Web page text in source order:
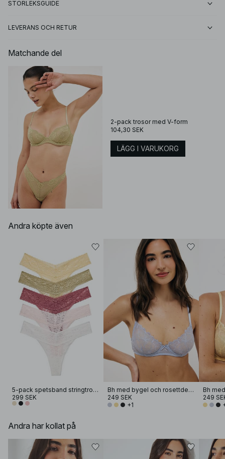
STORLEKSGUIDE
LEVERANS OCH RETUR
Matchande del
2-pack trosor med V-form
104,30 SEK
LÄGG I VARUKORG
Andra köpte även
5-pack spetsband stringtrosor
299 SEK
Bh med bygel och rosettdetalj
249 SEK
+1
249
Andra har kollat på